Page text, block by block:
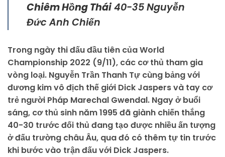
Chiêm Hồng Thái40-35 Nguyễn
Đức Anh Chiến
Trong ngày thi đấu đầu tiên của World
Championship 2022 (9/11), các cơ thủ tham gia
vòng loại. Nguyễn Trần Thanh Tự cùng bảng với
đương kim vô địch thế giới Dick Jaspers và tay cơ
trẻ người Pháp Marechal Gwendal. Ngay ở buổi
sáng, cơ thủ sinh năm 1995 đã giành chiến thắng
40-30 trước đối thủ đang tạo được nhiều ấn tượng
ở đấu trường châu Âu, qua đó có thêm tự tin trước
khi bước vào trận đấu với Dick Jaspers.